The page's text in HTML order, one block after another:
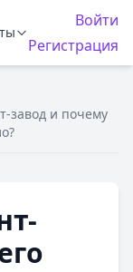
Войти
Регистрация
завод и почему